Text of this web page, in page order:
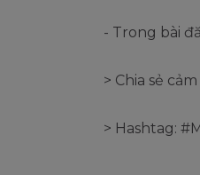
- Trong bài
> Chia sẻ
> Hashtag: